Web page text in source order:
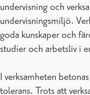
undervisning och
undervisningsmiljö.
goda kunskaper och
studier och arbetsliv i
I verksamheten
tolerans. Trots att